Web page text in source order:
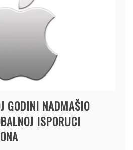
GODINI NADMAŠIO
ISPORUCI